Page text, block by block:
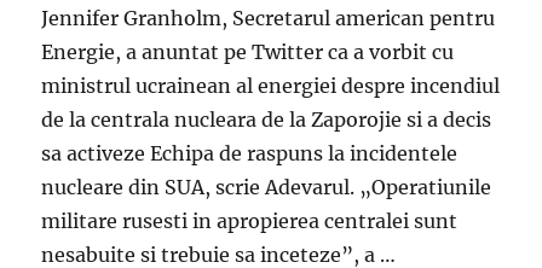
Jennifer Granholm, Secretarul american pentru
Energie, a anuntat pe Twitter ca a vorbit cu
ministrul ucrainean al energiei despre incendiul
de la centrala nucleara de la Zaporojie si a decis
sa activeze Echipa de raspuns la incidentele
nucleare din SUA, scrie Adevarul. „Operatiunile
militare rusesti in apropierea centralei sunt
nesabuite si trebuie sa inceteze”, a …